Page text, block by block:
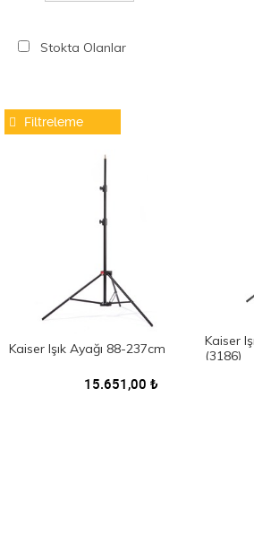
Stokta Olanlar
Filtreleme
Kaiser Işık Ayağı 88-237cm
15.651,00 ₺
Kaiser
(3186)